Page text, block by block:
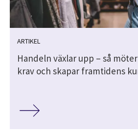
ARTIKEL
Handeln växlar upp – så
krav och skapar framtidens